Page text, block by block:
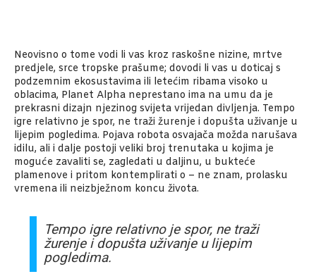
Neovisno o tome vodi li vas kroz raskošne nizine, mrtve
predjele, srce tropske prašume; dovodi li vas u doticaj s
podzemnim ekosustavima ili letećim ribama visoko u
oblacima, Planet Alpha neprestano ima na umu da je
prekrasni dizajn njezinog svijeta vrijedan divljenja. Tempo
igre relativno je spor, ne traži žurenje i dopušta uživanje u
lijepim pogledima. Pojava robota osvajača možda narušava
idilu, ali i dalje postoji veliki broj trenutaka u kojima je
moguće zavaliti se, zagledati u daljinu, u bukteće
plamenove i pritom kontemplirati o – ne znam, prolasku
vremena ili neizbježnom koncu života.
Tempo igre relativno je spor, ne traži
žurenje i dopušta uživanje u lijepim
pogledima.